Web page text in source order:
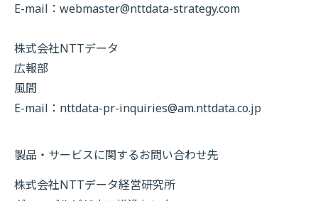
E-mail： webmaster@nttdata-strategy.com
株式会社NTTデータ
広報部
風間
E-mail： nttdata-pr-inquiries@am.nttdata.co.jp
製品・サービスに関するお問い合わせ先
株式会社NTTデータ経営研究所